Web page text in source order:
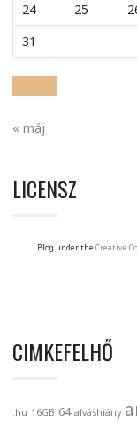
24
25
31
« máj
LICENSZ
Blog under the Creative
CIMKEFELHŐ
.hu 16GB 64 alváshiány